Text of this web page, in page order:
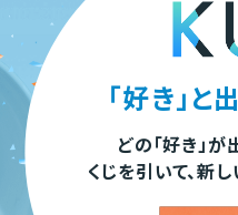
「好き」と
どの「好き」
くじを引いて、新